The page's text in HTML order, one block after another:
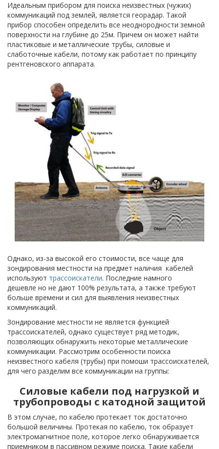
Идеальным прибором для поиска неизвестных (чужих)
коммуникаций под землей, является георадар. Такой
прибор способен определить все неоднородности земной
поверхности на глубине до 25м. Причем он может найти
пластиковые и металлические трубы, силовые и
слаботочные кабели, потому как работает по принципу
рентгеновского аппарата.
Однако, из-за высокой его стоимости, все чаще для
зондирования местности на предмет наличия кабелей
используют трассоискатели. Последние намного
дешевле но не дают 100% результата, а также требуют
больше времени и сил для выявления неизвестных
коммуникаций.
Зондирование местности не является функцией
трассоискателей, однако существует ряд методик,
позволяющих обнаружить некоторые металлические
коммуникации. Рассмотрим особенности поиска
неизвестного кабеля (трубы) при помоши трассоискателей,
для чего разделим все коммуникации на группы:
Силовые кабели под нагрузкой и
трубопроводы с катодной защитой
В этом случае, по кабелю протекает ток достаточно
большой величины. Протекая по кабелю, ток образует
электромагнитное поле, которое легко обнаруживается
приемником в пассивном режиме поиска. Такие кабели